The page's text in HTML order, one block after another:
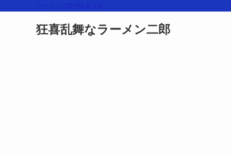
ラーメン二郎で快楽人生
狂喜乱舞なラーメン二郎